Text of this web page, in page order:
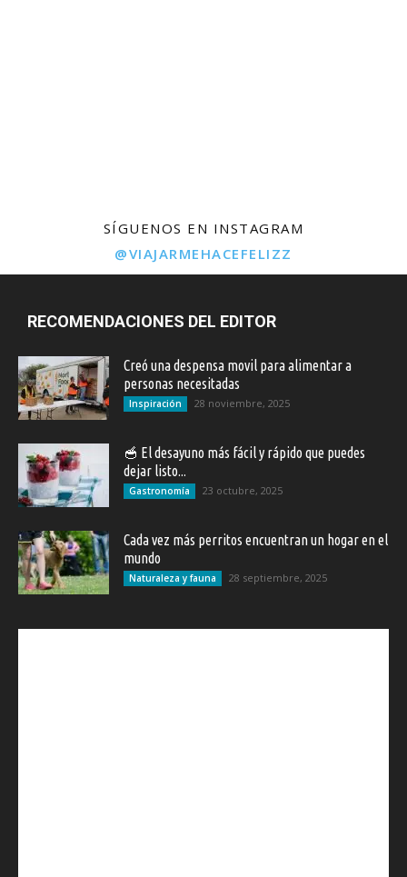
SÍGUENOS EN INSTAGRAM
@VIAJARMEHACEFELIZZ
RECOMENDACIONES DEL EDITOR
Creó una despensa movil para alimentar a
personas necesitadas
Inspiración 28 noviembre, 2025
🥣 El desayuno más fácil y rápido que puedes
dejar listo...
Gastronomía 23 octubre, 2025
Cada vez más perritos encuentran un hogar en el
mundo
Naturaleza y fauna 28 septiembre, 2025